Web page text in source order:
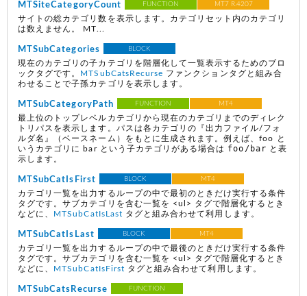
MTSiteCategoryCount FUNCTION MT7 R.4207
サイトの総カテゴリ数を表示します。カテゴリセット内のカテゴリ
は数えません。 MT...
MTSubCategories BLOCK
現在のカテゴリの子カテゴリを階層化して一覧表示するためのブロ
ックタグです。
MTSubCatsRecurse ファンクションタグと組み合
わせることで子孫カテゴリを表示します。
MTSubCategoryPath FUNCTION MT4
最上位のトップレベルカテゴリから現在のカテゴリまでのディレク
トリパスを表示します。パスは各カテゴリの『出力ファイル/フォ
ルダ名』（ベースネーム）をもとに生成されます。例えば、foo と
いうカテゴリに bar という子カテゴリがある場合は foo/bar と表
示します。
MTSubCatIsFirst BLOCK MT4
カテゴリ一覧を出力するループの中で最初のときだけ実行する条件
タグです。サブカテゴリを含む一覧を <ul> タグで階層化するとき
などに、
MTSubCatIsLast タグと組み合わせて利用します。
MTSubCatIsLast BLOCK MT4
カテゴリ一覧を出力するループの中で最後のときだけ実行する条件
タグです。サブカテゴリを含む一覧を <ul> タグで階層化するとき
などに、
MTSubCatIsFirst タグと組み合わせて利用します。
MTSubCatsRecurse FUNCTION